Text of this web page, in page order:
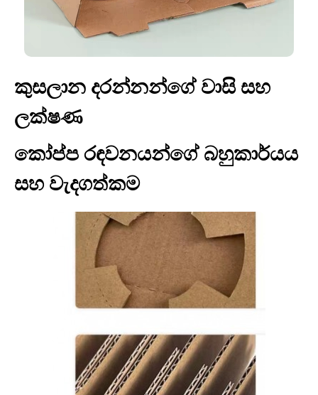
කුසලාන දරන්නන්ගේ වාසි සහ
ලක්ෂණ
කෝප්ප රඳවනයන්ගේ බහුකාර්යය
සහ වැදගත්කම